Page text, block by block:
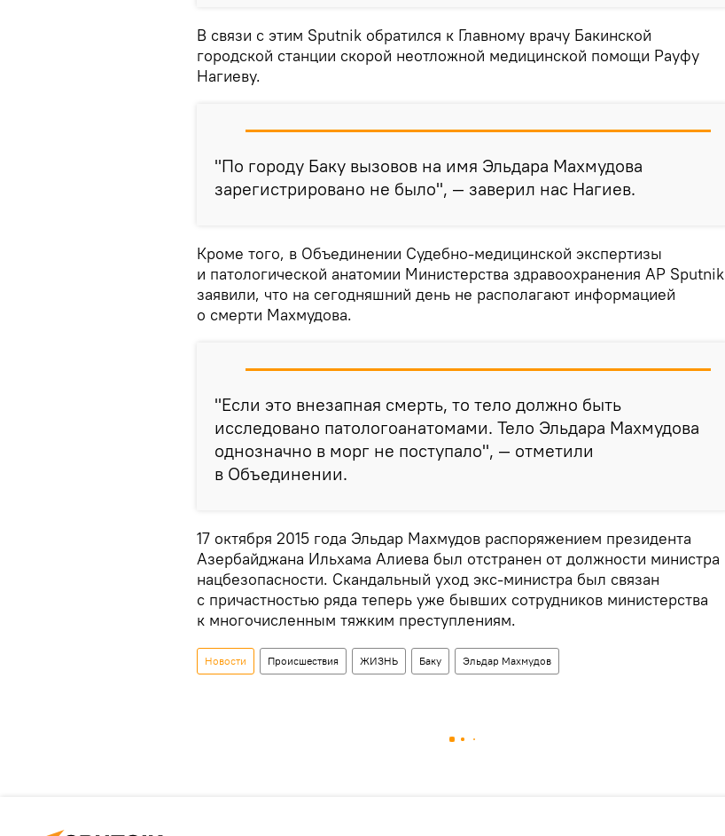
В связи с этим Sputnik обратился к Главному врачу Бакинской
городской станции скорой неотложной медицинской помощи Рауфу
Нагиеву.
"По городу Баку вызовов на имя Эльдара Махмудова
зарегистрировано не было", — заверил нас Нагиев.
Кроме того, в Объединении Судебно-медицинской экспертизы
и патологической анатомии Министерства здравоохранения АР Sputnik
заявили, что на сегодняшний день не располагают информацией
о смерти Махмудова.
"Если это внезапная смерть, то тело должно быть
исследовано патологоанатомами. Тело Эльдара Махмудова
однозначно в морг не поступало", — отметили
в Объединении.
17 октября 2015 года Эльдар Махмудов распоряжением президента
Азербайджана Ильхама Алиева был отстранен от должности министра
нацбезопасности. Скандальный уход экс-министра был связан
с причастностью ряда теперь уже бывших сотрудников министерства
к многочисленным тяжким преступлениям.
Новости Происшествия ЖИЗНЬ Баку Эльдар Махмудов